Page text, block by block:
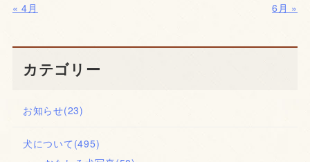
« 4月
6月 »
カテゴリー
お知らせ(23)
犬について (495)